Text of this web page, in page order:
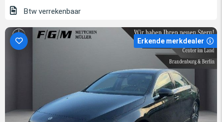
Btw verrekenbaar
Erkende merkdealer